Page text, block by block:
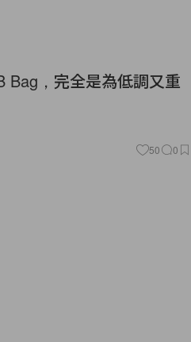
Bag，完全是為低調又重
50 0